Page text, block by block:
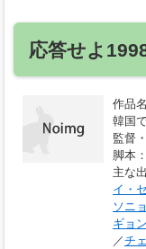
応答せよ
作品名
韓国
監督
脚本
主な
イ・
ソニ
ギョ
／チ